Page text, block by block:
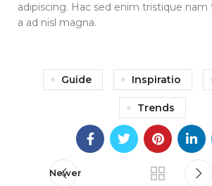
adipiscing. Hac sed enim tristique
a ad nisl magna.
Guide Inspiratio
Trends
Newer